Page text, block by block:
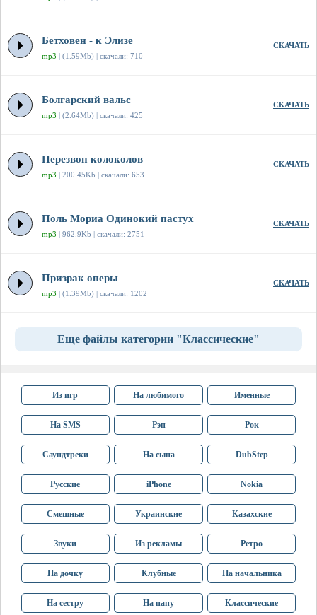
Бетховен - к Элизе
mp3 | (1.59Mb) | скачали: 710
СКАЧАТЬ
Болгарский вальс
mp3 | (2.64Mb) | скачали: 425
СКАЧАТЬ
Перезвон колоколов
mp3 | 200.45Kb | скачали: 653
СКАЧАТЬ
Поль Мориа Одинокий пастух
mp3 | 962.9Kb | скачали: 2751
СКАЧАТЬ
Призрак оперы
mp3 | (1.39Mb) | скачали: 1202
СКАЧАТЬ
Еще файлы категории "Классические"
Из игр На любимого Именные
На SMS Рэп Рок
Саундтреки На сына DubStep
Русские iPhone Nokia
Смешные Украинские Казахские
Звуки Из рекламы Ретро
На дочку Клубные На начальника
На сестру На папу Классические